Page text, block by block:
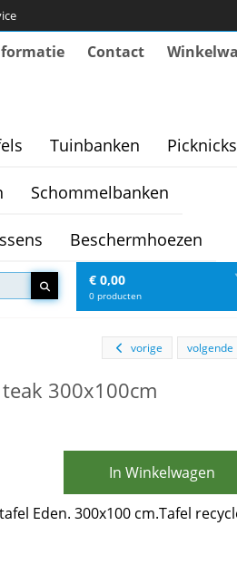
Contact
Tuinbanken
Schommelbanken
Beschermhoezen
€ 0,00
0 producten
volgende
vorige
300x100cm
In Winkelwagen
Eden. 300x100 cm.Tafel